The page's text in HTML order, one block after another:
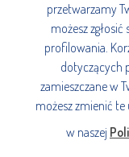
przetwarzamy
możesz
profilowania.
dotyczących
zamieszczane w
możesz zmienić te
w naszej